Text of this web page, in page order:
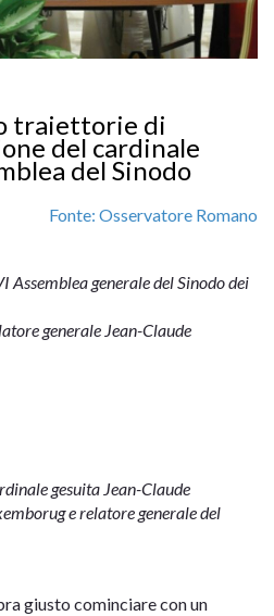
traiettorie di
del cardinale
del Sinodo
Fonte: Osservatore Romano
Assemblea generale del Sinodo dei
generale Jean-Claude
gesuita Jean-Claude
e relatore generale del
giusto cominciare con un